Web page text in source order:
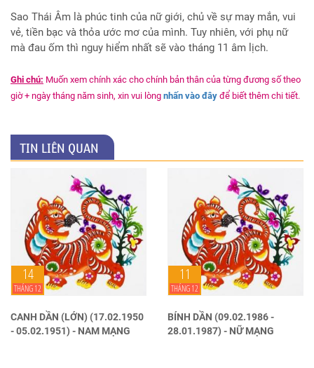
Sao Thái Âm là phúc tinh của nữ giới, chủ về sự may mắn, vui
vẻ, tiền bạc và thỏa ước mơ của mình. Tuy nhiên, với phụ nữ
mà đau ốm thì nguy hiểm nhất sẽ vào tháng 11 âm lịch.
Ghi chú: Muốn xem chính xác cho chính bản thân của từng đương số theo
giờ + ngày tháng năm sinh, xin vui lòng nhấn vào đây để biết thêm chi tiết.
TIN LIÊN QUAN
14
THÁNG 12
CANH DẦN (LỚN) (17.02.1950
- 05.02.1951) - NAM MẠNG
11
THÁNG 12
BÍNH DẦN (09.02.1986 -
28.01.1987) - NỮ MẠNG